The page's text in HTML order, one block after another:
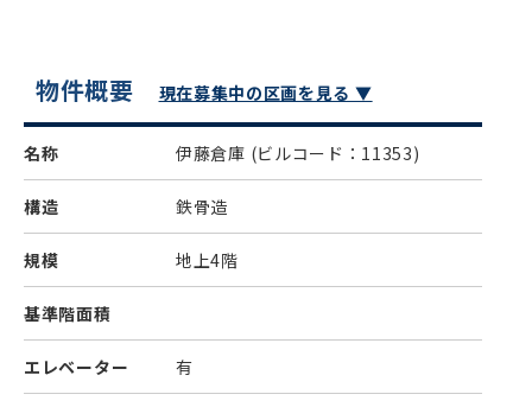
物件概要 現在募集中の区画を見る ▼
名称 伊藤倉庫 (ビルコード：11353)
構造 鉄骨造
規模 地上4階
基準階面積
エレベーター 有